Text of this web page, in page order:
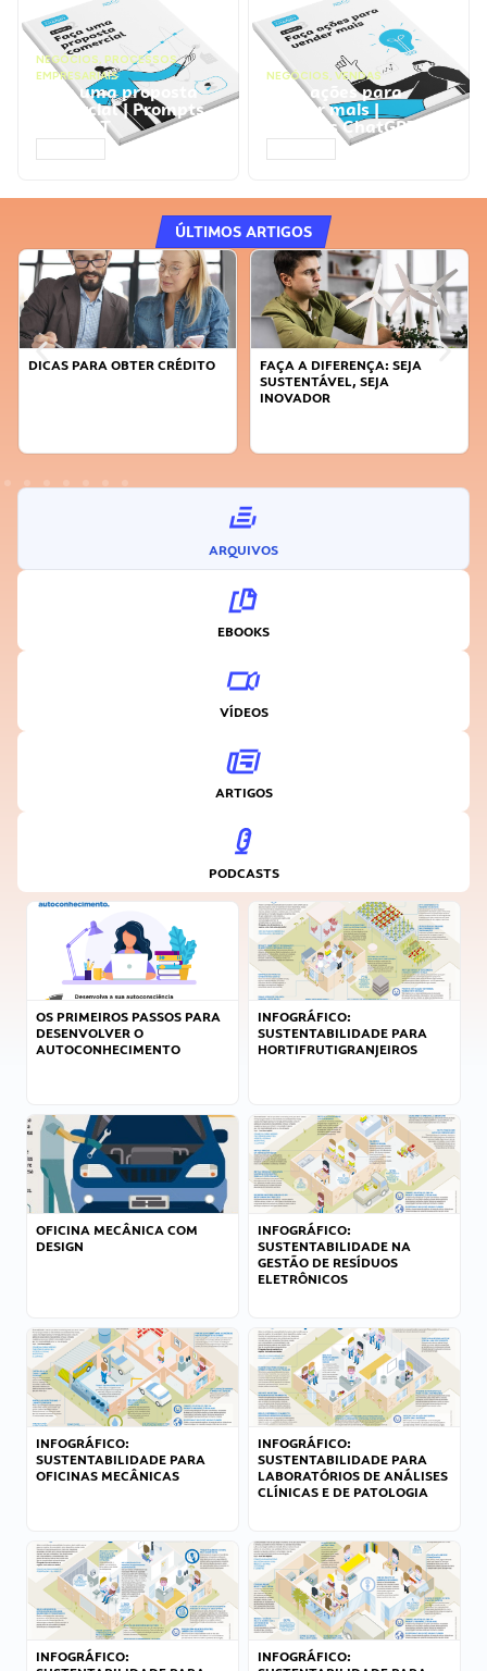
NEGÓCIOS, PROCESSOS
EMPRESARIAIS
Faça uma proposta
comercial | Prompts
ChatGPT
NEGÓCIOS, VENDAS
Faça ações para
vender mais |
Prompts ChatGPT
ÚLTIMOS ARTIGOS
DICAS PARA OBTER CRÉDITO
FAÇA A DIFERENÇA: SEJA
SUSTENTÁVEL, SEJA
INOVADOR
ARQUIVOS
EBOOKS
VÍDEOS
ARTIGOS
PODCASTS
OS PRIMEIROS PASSOS PARA
DESENVOLVER O
AUTOCONHECIMENTO
INFOGRÁFICO:
SUSTENTABILIDADE PARA
HORTIFRUTIGRANJEIROS
OFICINA MECÂNICA COM
DESIGN
INFOGRÁFICO:
SUSTENTABILIDADE NA
GESTÃO DE RESÍDUOS
ELETRÔNICOS
INFOGRÁFICO:
SUSTENTABILIDADE PARA
OFICINAS MECÂNICAS
INFOGRÁFICO:
SUSTENTABILIDADE PARA
LABORATÓRIOS DE ANÁLISES
CLÍNICAS E DE PATOLOGIA
INFOGRÁFICO:
INFOGRÁFICO: